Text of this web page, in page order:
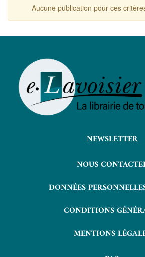
Aucune publication pour ces
NEWSLETTER
NOUS
DONNÉES
CONDITIONS
MENTIONS